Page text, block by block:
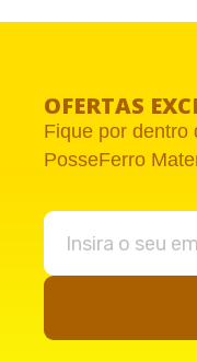
OFERTAS
Fique por dentro
PosseFerro